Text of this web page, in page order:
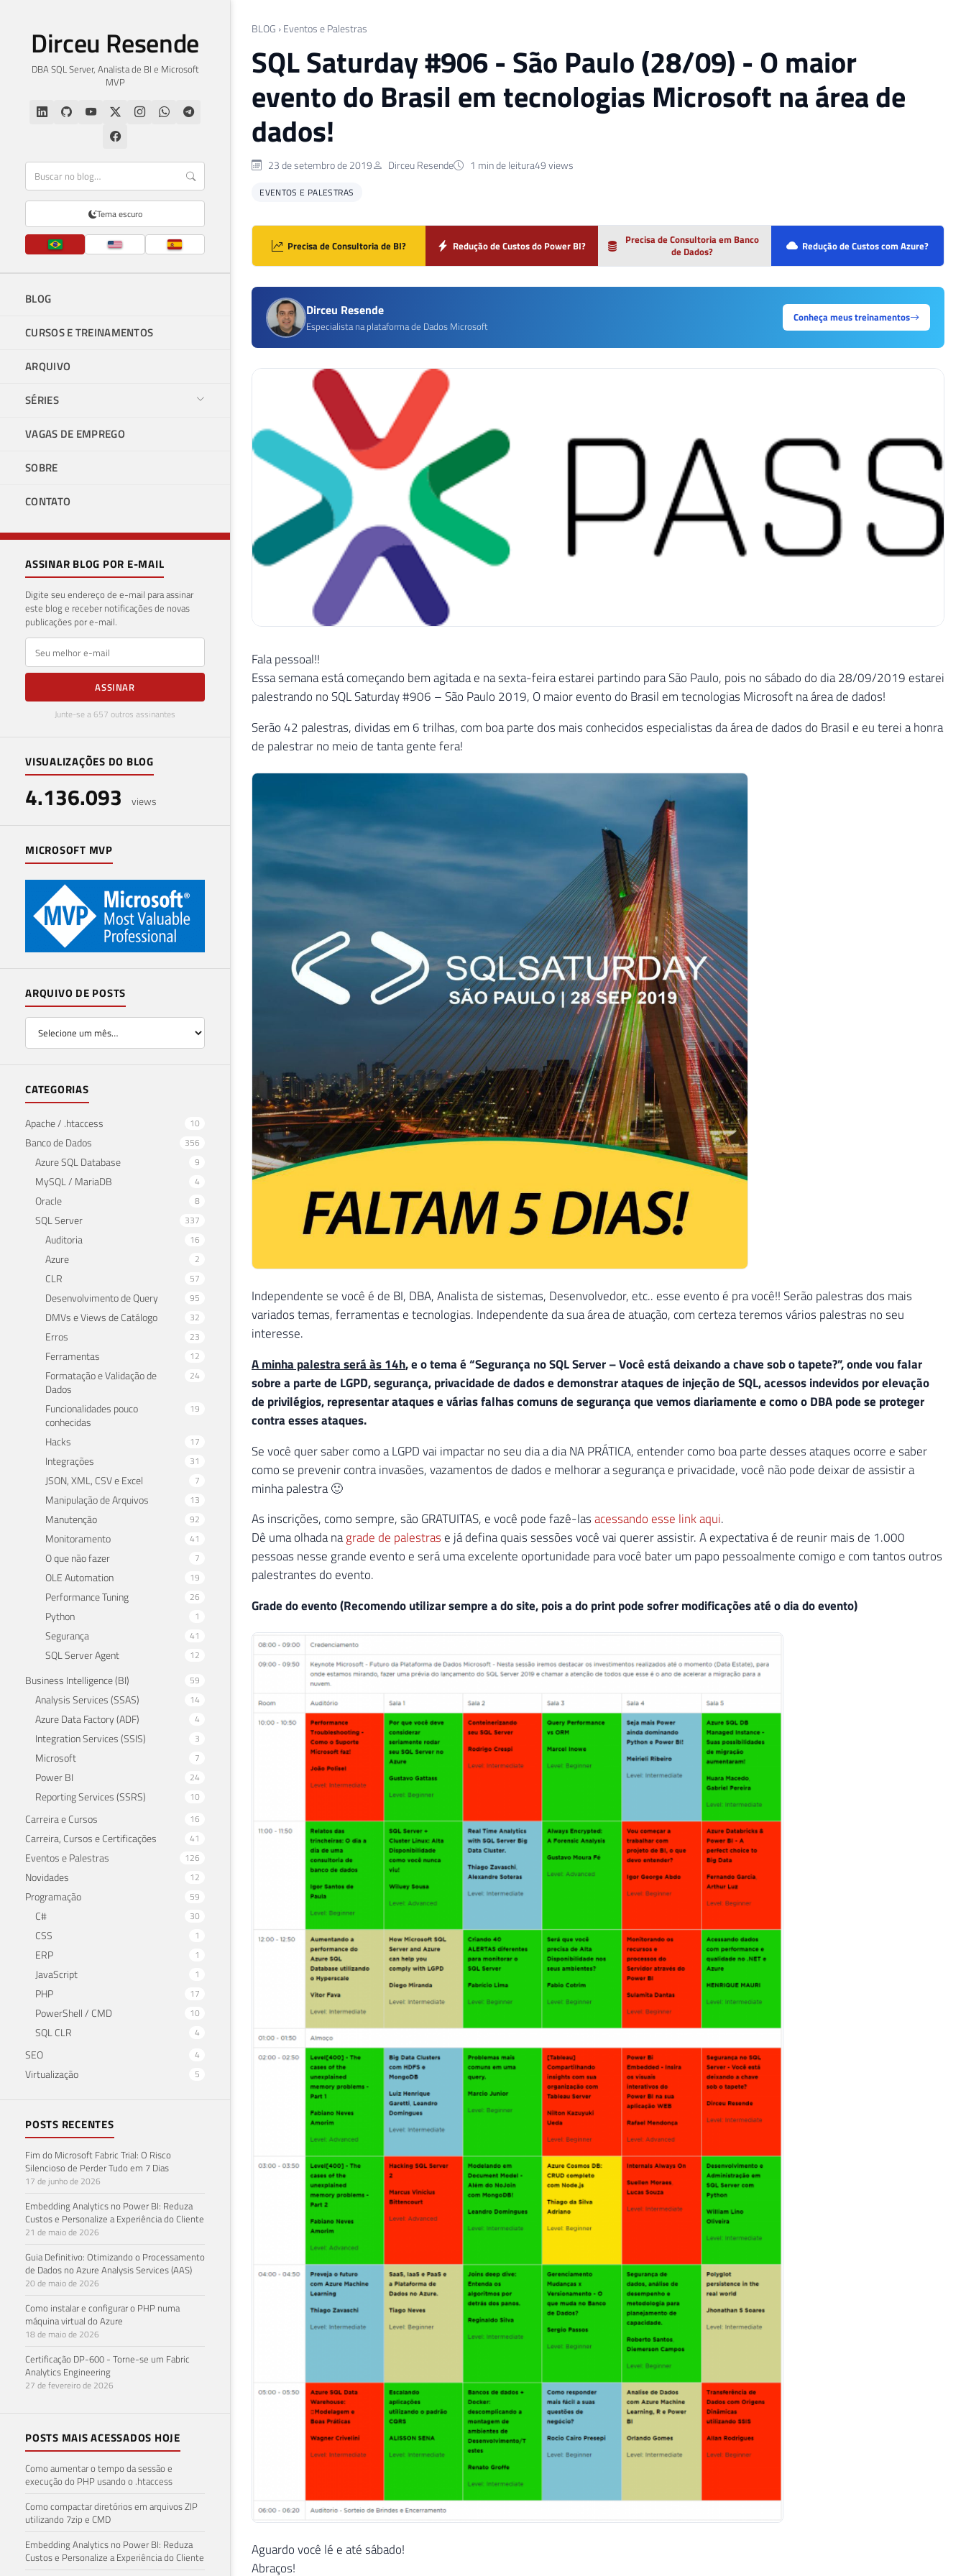
Dirceu Resende
DBA SQL Server, Analista de BI e Microsoft
MVP
Tema escuro
BLOG
CURSOS E TREINAMENTOS
ARQUIVO
SÉRIES
VAGAS DE EMPREGO
SOBRE
CONTATO
ASSINAR BLOG POR E-MAIL
Digite seu endereço de e-mail para assinar
este blog e receber notificações de novas
publicações por e-mail.
E-mail
ASSINAR
Junte-se a 657 outros assinantes
VISUALIZAÇÕES DO BLOG
4.136.093 views
MICROSOFT MVP
ARQUIVO DE POSTS
CATEGORIAS
Apache / .htaccess 10
Banco de Dados 356
Azure SQL Database 9
MySQL / MariaDB 4
Oracle 8
SQL Server 337
Auditoria 16
Azure 2
CLR 57
Desenvolvimento de Query 95
DMVs e Views de Catálogo 32
Erros 23
Ferramentas 12
Formatação e Validação de
Dados
24
Funcionalidades pouco
conhecidas
19
Hacks 17
Integrações 31
JSON, XML, CSV e Excel 7
Manipulação de Arquivos 13
Manutenção 92
Monitoramento 41
O que não fazer 7
OLE Automation 19
Performance Tuning 26
Python 1
Segurança 41
SQL Server Agent 12
Business Intelligence (BI) 59
Analysis Services (SSAS) 14
Azure Data Factory (ADF) 4
Integration Services (SSIS) 3
Microsoft 7
Power BI 24
Reporting Services (SSRS) 10
Carreira e Cursos 16
Carreira, Cursos e Certificações 41
Eventos e Palestras 126
Novidades 12
Programação 59
C# 30
CSS 1
ERP 1
JavaScript 1
PHP 17
PowerShell / CMD 10
SQL CLR 4
SEO 4
Virtualização 5
POSTS RECENTES
Fim do Microsoft Fabric Trial: O Risco
Silencioso de Perder Tudo em 7 Dias
17 de junho de 2026
Embedding Analytics no Power BI: Reduza
Custos e Personalize a Experiência do Cliente
21 de maio de 2026
Guia Definitivo: Otimizando o Processamento
de Dados no Azure Analysis Services (AAS)
20 de maio de 2026
Como instalar e configurar o PHP numa
máquina virtual do Azure
18 de maio de 2026
Certificação DP-600 - Torne-se um Fabric
Analytics Engineering
27 de fevereiro de 2026
POSTS MAIS ACESSADOS HOJE
Como aumentar o tempo da sessão e
execução do PHP usando o .htaccess
Como compactar diretórios em arquivos ZIP
utilizando 7zip e CMD
Embedding Analytics no Power BI: Reduza
Custos e Personalize a Experiência do Cliente
BLOG › Eventos e Palestras
SQL Saturday #906 - São Paulo (28/09) - O maior
evento do Brasil em tecnologias Microsoft na área de
dados!
23 de setembro de 2019 Dirceu Resende 1 min de leitura49 views
EVENTOS E PALESTRAS
Precisa de Consultoria de BI? Redução de Custos do Power BI?
Precisa de Consultoria em Banco
de Dados?
Redução de Custos com Azure?
Dirceu Resende
Especialista na plataforma de Dados Microsoft
Conheça meus treinamentos
Fala pessoal!!
Essa semana está começando bem agitada e na sexta-feira estarei partindo para São Paulo, pois no sábado do dia 28/09/2019 estarei
palestrando no SQL Saturday #906 – São Paulo 2019, O maior evento do Brasil em tecnologias Microsoft na área de dados!
Serão 42 palestras, dividas em 6 trilhas, com boa parte dos mais conhecidos especialistas da área de dados do Brasil e eu terei a honra
de palestrar no meio de tanta gente fera!
Independente se você é de BI, DBA, Analista de sistemas, Desenvolvedor, etc.. esse evento é pra você!! Serão palestras dos mais
variados temas, ferramentas e tecnologias. Independente da sua área de atuação, com certeza teremos vários palestras no seu
interesse.
A minha palestra será às 14h, e o tema é “Segurança no SQL Server – Você está deixando a chave sob o tapete?”, onde vou falar
sobre a parte de LGPD, segurança, privacidade de dados e demonstrar ataques de injeção de SQL, acessos indevidos por elevação
de privilégios, representar ataques e várias falhas comuns de segurança que vemos diariamente e como o DBA pode se proteger
contra esses ataques.
Se você quer saber como a LGPD vai impactar no seu dia a dia NA PRÁTICA, entender como boa parte desses ataques ocorre e saber
como se prevenir contra invasões, vazamentos de dados e melhorar a segurança e privacidade, você não pode deixar de assistir a
minha palestra 🙂
As inscrições, como sempre, são GRATUITAS, e você pode fazê-lasacessando esse link aqui.
Dê uma olhada nagrade de palestras e já defina quais sessões você vai querer assistir. A expectativa é de reunir mais de 1.000
pessoas nesse grande evento e será uma excelente oportunidade para você bater um papo pessoalmente comigo e com tantos outros
palestrantes do evento.
Grade do evento (Recomendo utilizar sempre a do site, pois a do print pode sofrer modificações até o dia do evento)
Aguardo você lé e até sábado!
Abraços!